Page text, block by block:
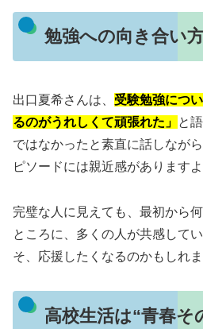
勉強への向き合い
出口夏希さんは、 受験勉強につ
るのがうれしくて頑張れた」 と
ではなかったと素直に話しなが
ピソードには親近感がありますよ
完璧な人に見えても、最初から
ところに、多くの人が共感して
そ、応援したくなるのかもしれま
高校生活は“青春そ